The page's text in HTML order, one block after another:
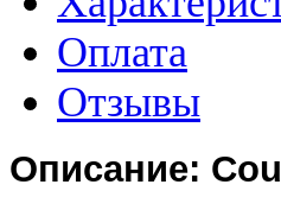
Оплата
Отзывы
Описание: